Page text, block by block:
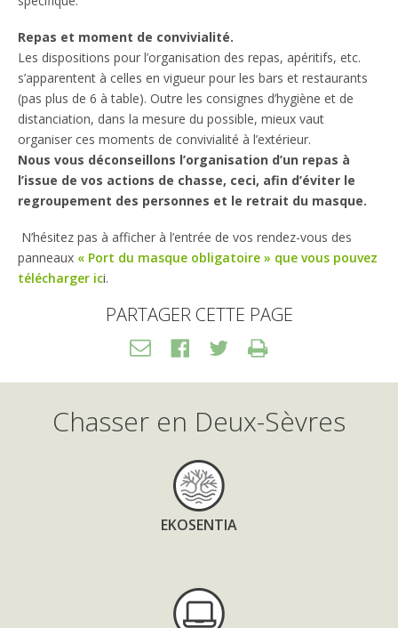
Repas et moment de convivialité.
Les dispositions pour l’organisation des repas, apéritifs, etc.
s’apparentent à celles en vigueur pour les bars et restaurants
(pas plus de 6 à table). Outre les consignes d’hygiène et de
distanciation, dans la mesure du possible, mieux vaut
organiser ces moments de convivialité à l’extérieur.
Nous vous déconseillons l’organisation d’un repas à
l’issue de vos actions de chasse, ceci, afin d’éviter le
regroupement des personnes et le retrait du masque.
N’hésitez pas à afficher à l’entrée de vos rendez-vous des
panneaux « Port du masque obligatoire » que vous pouvez
télécharger ici.
PARTAGER CETTE PAGE
Chasser en Deux-Sèvres
EKOSENTIA